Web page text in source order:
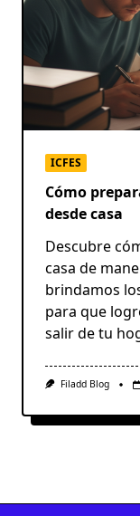
ICFES
Cómo
desde casa
Descubre
casa de
brindamos
para que
salir de tu
Filadd Blog